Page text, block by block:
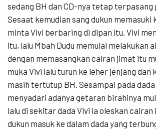
sedang BH dan CD-nya tetap terpasang
Sesaat kemudian sang dukun memasuki
minta Vivi berbaring di dipan itu. Vivi
itu, lalu Mbah Dudu memulai melakukan
dengan memasangkan cairan jimat itu
muka Vivi lalu turun ke leher jenjang dan
masih tertutup BH. Sesampai pada dada
menyadari adanya getaran birahinya
lalu di sekitar dada Vivi ia oleskan cairan
dukun masuk ke dalam dada yang